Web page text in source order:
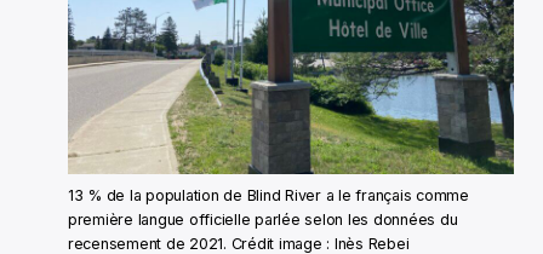
13 % de la population de Blind River a le français comme
première langue officielle parlée selon les données du
recensement de 2021. Crédit image : Inès Rebei